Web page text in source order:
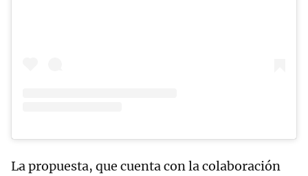
La propuesta, que cuenta con la colaboración